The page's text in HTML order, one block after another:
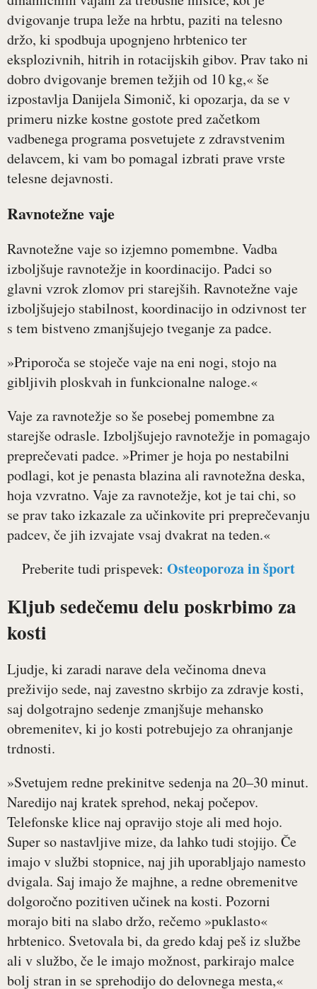
dvigovanje trupa leže na hrbtu, paziti na telesno
držo, ki spodbuja upognjeno hrbtenico ter
eksplozivnih, hitrih in rotacijskih gibov. Prav tako ni
dobro dvigovanje bremen težjih od 10 kg,« še
izpostavlja Danijela Simonič, ki opozarja, da se v
primeru nizke kostne gostote pred začetkom
vadbenega programa posvetujete z zdravstvenim
delavcem, ki vam bo pomagal izbrati prave vrste
telesne dejavnosti.
Ravnotežne vaje
Ravnotežne vaje so izjemno pomembne. Vadba
izboljšuje ravnotežje in koordinacijo. Padci so
glavni vzrok zlomov pri starejših. Ravnotežne vaje
izboljšujejo stabilnost, koordinacijo in odzivnost ter
s tem bistveno zmanjšujejo tveganje za padce.
»Priporoča se stoječe vaje na eni nogi, stojo na
gibljivih ploskvah in funkcionalne naloge.«
Vaje za ravnotežje so še posebej pomembne za
starejše odrasle. Izboljšujejo ravnotežje in pomagajo
preprečevati padce. »Primer je hoja po nestabilni
podlagi, kot je penasta blazina ali ravnotežna deska,
hoja vzvratno. Vaje za ravnotežje, kot je tai chi, so
se prav tako izkazale za učinkovite pri preprečevanju
padcev, če jih izvajate vsaj dvakrat na teden.«
Preberite tudi prispevek: Osteoporoza in šport
Kljub sedečemu delu poskrbimo za
kosti
Ljudje, ki zaradi narave dela večinoma dneva
preživijo sede, naj zavestno skrbijo za zdravje kosti,
saj dolgotrajno sedenje zmanjšuje mehansko
obremenitev, ki jo kosti potrebujejo za ohranjanje
trdnosti.
»Svetujem redne prekinitve sedenja na 20–30 minut.
Naredijo naj kratek sprehod, nekaj počepov.
Telefonske klice naj opravijo stoje ali med hojo.
Super so nastavljive mize, da lahko tudi stojijo. Če
imajo v službi stopnice, naj jih uporabljajo namesto
dvigala. Saj imajo že majhne, a redne obremenitve
dolgoročno pozitiven učinek na kosti. Pozorni
morajo biti na slabo držo, rečemo »puklasto«
hrbtenico. Svetovala bi, da gredo kdaj peš iz službe
ali v službo, če le imajo možnost, parkirajo malce
bolj stran in se sprehodijo do delovnega mesta,«